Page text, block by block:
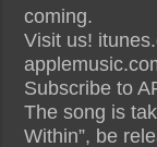
coming.
Visit us!
Subscribe to
The song is
Within”, be